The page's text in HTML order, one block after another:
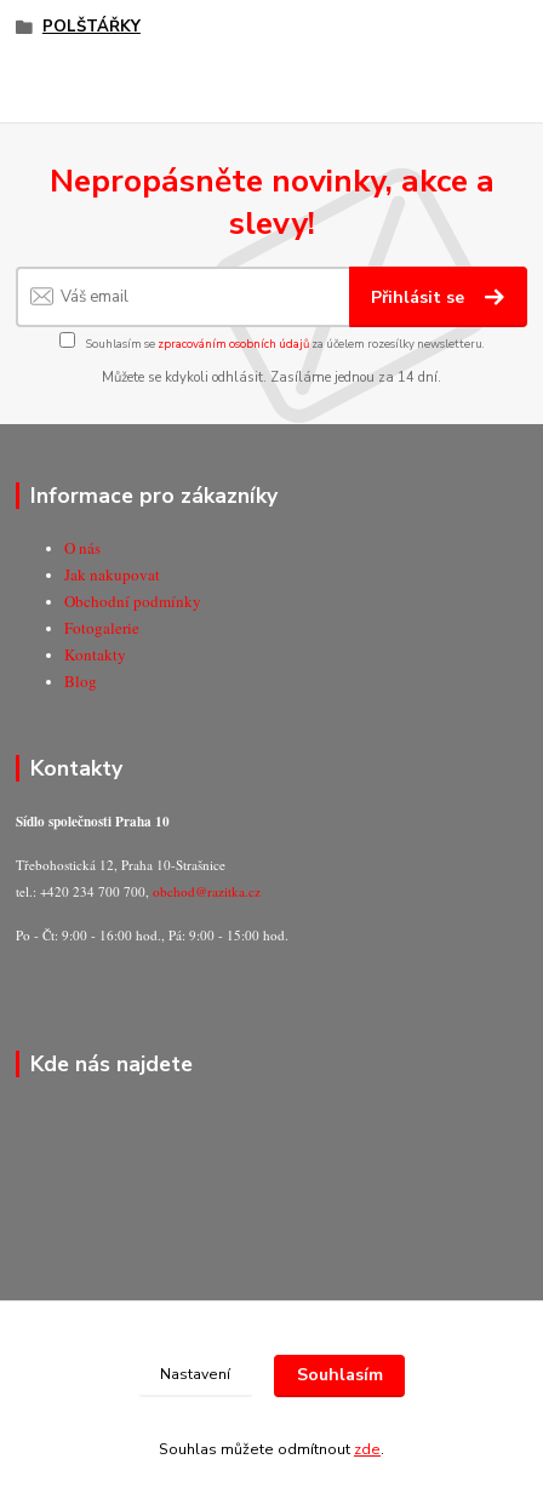
POLŠTÁŘKY
Nepropásněte novinky, akce a
slevy!
Přihlásit se
Souhlasím se zpracováním osobních údajůza účelem rozesílky newsletteru.
Můžete se kdykoli odhlásit. Zasíláme jednou za 14 dní.
Informace pro zákazníky
O nás
Jak nakupovat
Obchodní podmínky
Fotogalerie
Kontakty
Blog
Kontakty
Sídlo společnosti Praha 10
Třebohostická 12, Praha 10-Strašnice
tel.: +420 234 700 700,obchod@razitka.cz
Po - Čt: 9:00 - 16:00 hod., Pá: 9:00 - 15:00 hod.
Kde nás najdete
© Copyright 2020-2026 Marking Center CZ a.s.
Nastavení Souhlasím
Souhlas můžete odmítnout zde.